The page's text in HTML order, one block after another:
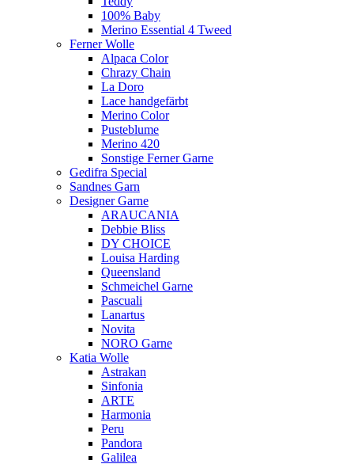
100% Baby
Merino Essential 4 Tweed
Ferner Wolle
Alpaca Color
Chrazy Chain
La Doro
Lace handgefärbt
Merino Color
Pusteblume
Merino 420
Sonstige Ferner Garne
Gedifra Special
Sandnes Garn
Designer Garne
ARAUCANIA
Debbie Bliss
DY CHOICE
Louisa Harding
Queensland
Schmeichel Garne
Pascuali
Lanartus
Novita
NORO Garne
Katia Wolle
Astrakan
Sinfonia
ARTE
Harmonia
Peru
Pandora
Galilea